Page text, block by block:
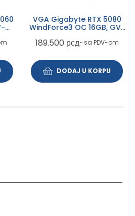
VGA Gigabyte RTX 5080
WindForce3 OC 16GB, GV-
189.500 рсд~ sa PDV-om
DODAJ U KORPU